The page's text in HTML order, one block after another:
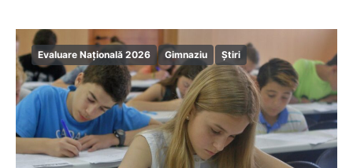
Evaluare Națională 2026 Gimnaziu Știri